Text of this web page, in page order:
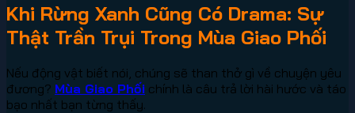
Khi Rừng Xanh Cũng Có Drama: Sự
Thật Trần Trụi Trong Mùa Giao Phối
Nếu động vật biết nói, chúng sẽ than thở gì về chuyện yêu
đương? Mùa Giao Phối chính là câu trả lời hài hước và táo
bạo nhất bạn từng thấy.